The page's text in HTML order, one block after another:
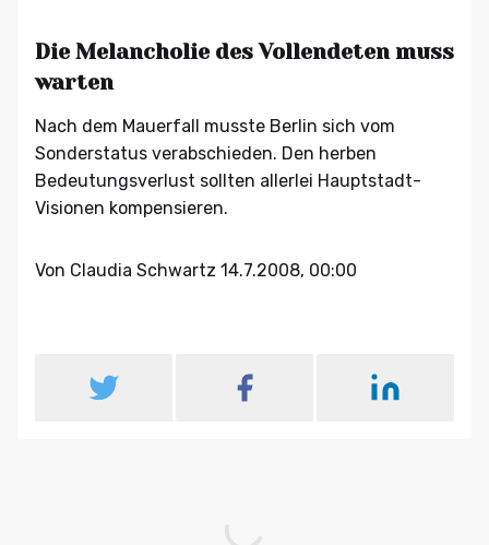
Die Melancholie des Vollendeten muss
warten
Nach dem Mauerfall musste Berlin sich vom
Sonderstatus verabschieden. Den herben
Bedeutungsverlust sollten allerlei Hauptstadt-
Visionen kompensieren.
Von Claudia Schwartz 14.7.2008, 00:00